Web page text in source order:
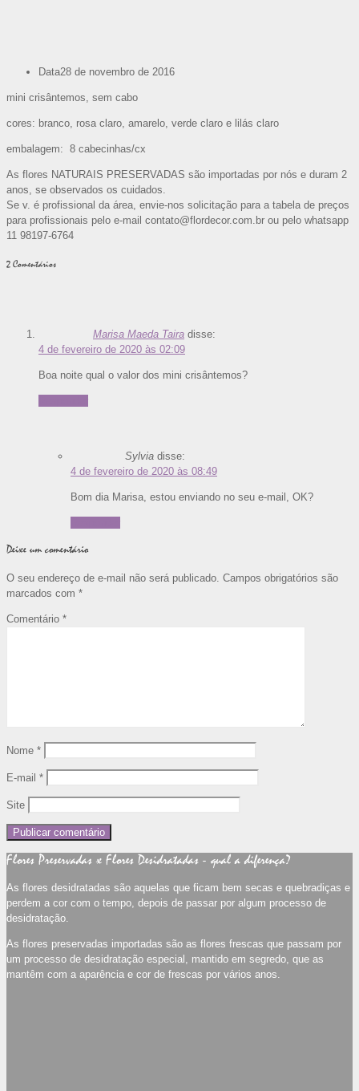
Data28 de novembro de 2016
mini crisântemos, sem cabo
cores: branco, rosa claro, amarelo, verde claro e lilás claro
embalagem: 8 cabecinhas/cx
As flores NATURAIS PRESERVADAS são importadas por nós e duram 2
anos, se observados os cuidados.
Se v. é profissional da área, envie-nos solicitação para a tabela de preços
para profissionais pelo e-mail contato@flordecor.com.br ou pelo whatsapp
11 98197-6764
2 Comentários
Marisa Maeda Taira disse:
4 de fevereiro de 2020 às 02:09
Boa noite qual o valor dos mini crisântemos?
Sylvia disse:
4 de fevereiro de 2020 às 08:49
Bom dia Marisa, estou enviando no seu e-mail, OK?
Deixe um comentário
O seu endereço de e-mail não será publicado. Campos obrigatórios são
marcados com *
Comentário *
Nome *
E-mail *
Site
Flores Preservadas x Flores Desidratadas - qual a diferença?
As flores desidratadas são aquelas que ficam bem secas e quebradiças e
perdem a cor com o tempo, depois de passar por algum processo de
desidratação.
As flores preservadas importadas são as flores frescas que passam por
um processo de desidratação especial, mantido em segredo, que as
mantêm com a aparência e cor de frescas por vários anos.